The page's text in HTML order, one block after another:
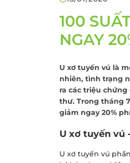
Khám sức khỏe
công ty
Khám sức khỏe
khẩu lao động
mãn kinh
100
NGAY
U xơ tuyến vú là
nhiên, tình trạng
ra các triệu
thư. Trong tháng
giảm ngay 20%
U xơ tuyến vú
U xơ tuyến vú